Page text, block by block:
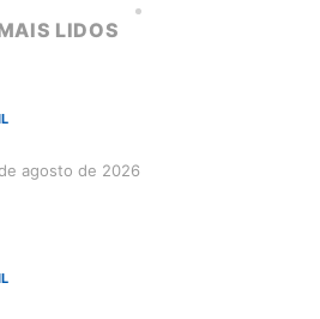
LIDOS
agosto de 2026